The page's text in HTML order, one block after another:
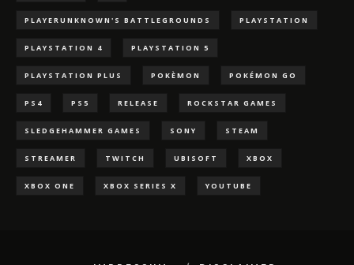
PLAYERUNKNOWN'S BATTLEGROUNDS PLAYSTATION
PLAYSTATION 4 PLAYSTATION 5
PLAYSTATION PLUS POKÈMON POKÉMON GO
PS4 PS5 RELEASE ROCKSTAR GAMES
SLEDGEHAMMER GAMES SONY STEAM
STREAMER TWITCH UBISOFT XBOX
XBOX ONE XBOX SERIES X YOUTUBE